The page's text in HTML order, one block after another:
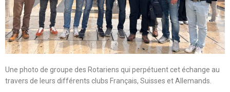
Une photo de groupe des Rotariens qui perpétuent cet échange au
travers de leurs différents clubs Français, Suisses et Allemands.